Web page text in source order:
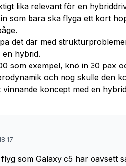
lika relevant för en
som bara ska flyga ett kort
det där med
hybrid.
som exempel, knö in 30 pax
och nog skulle den
vinnande koncept med en
som Galaxy c5 har oavsett